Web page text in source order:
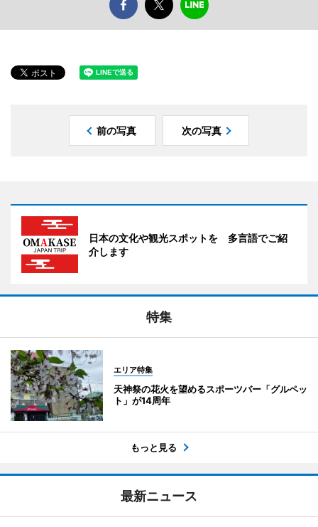
前の写真 次の写真
日本の文化や観光スポットを 多言語でご紹
介します
特集
エリア特集
天神祭の花火を望めるスポーツバー「グルペッ
ト」が14周年
もっと見る
最新ニュース